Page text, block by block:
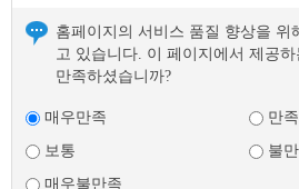
홈페이지의 서비스 품질 향상을 위
고 있습니다. 이 페이지에서 제공
만족하셨습니까?
매우만족
만족
보통
불
매우불만족